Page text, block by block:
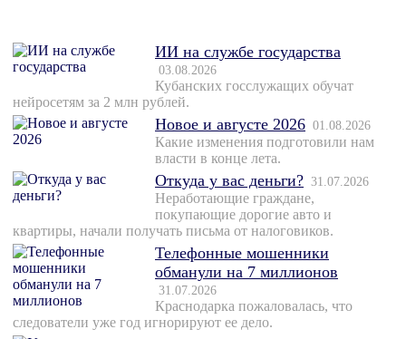
ИИ на службе государства
03.08.2026
Кубанских госслужащих обучат
нейросетям за 2 млн рублей.
Новое и августе 2026 01.08.2026
Какие изменения подготовили нам
власти в конце лета.
Откуда у вас деньги? 31.07.2026
Неработающие граждане,
покупающие дорогие авто и
квартиры, начали получать письма от налоговиков.
Телефонные мошенники
обманули на 7 миллионов
31.07.2026
Краснодарка пожаловалась, что
следователи уже год игнорируют ее дело.